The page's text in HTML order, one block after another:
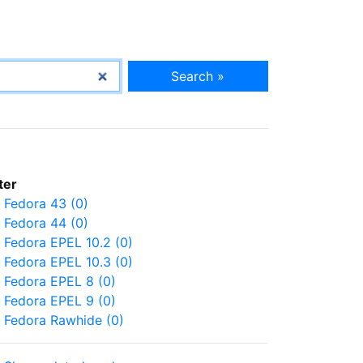
Search »
Fedora 43 (0)
Fedora 44 (0)
Fedora EPEL 10.2 (0)
Fedora EPEL 10.3 (0)
Fedora EPEL 8 (0)
Fedora EPEL 9 (0)
Fedora Rawhide (0)